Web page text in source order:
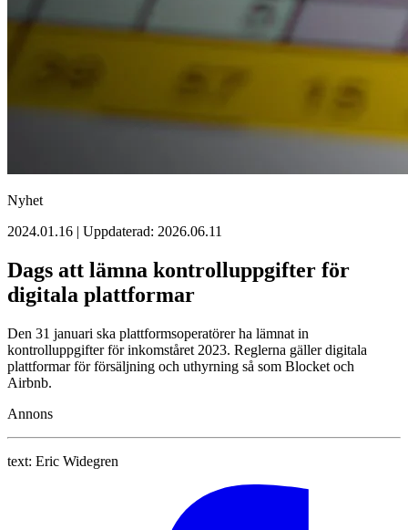
Nyhet
2024.01.16 | Uppdaterad: 2026.06.11
Dags att lämna kontrolluppgifter för
digitala plattformar
Den 31 januari ska plattformsoperatörer ha lämnat in
kontrolluppgifter för inkomståret 2023. Reglerna gäller digitala
plattformar för försäljning och uthyrning så som Blocket och
Airbnb.
Annons
text: Eric Widegren